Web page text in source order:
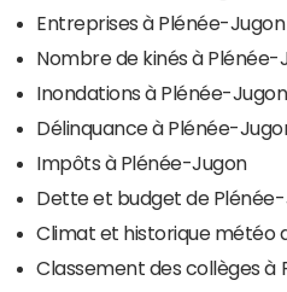
Entreprises à Plénée-Jugon
Nombre de kinés à Plénée-
Inondations à Plénée-Jugon
Délinquance à Plénée-
Impôts à Plénée-Jugon
Dette et budget de
Climat et historique météo
Classement des collèges à